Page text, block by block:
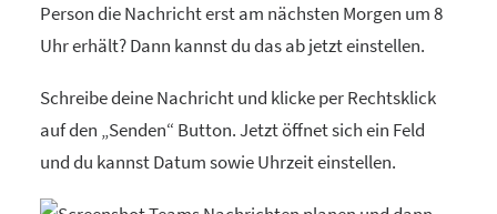
Person die Nachricht erst am nächsten Morgen um 8
Uhr erhält? Dann kannst du das ab jetzt einstellen.
Schreibe deine Nachricht und klicke per Rechtsklick
auf den „Senden“ Button. Jetzt öffnet sich ein Feld
und du kannst Datum sowie Uhrzeit einstellen.